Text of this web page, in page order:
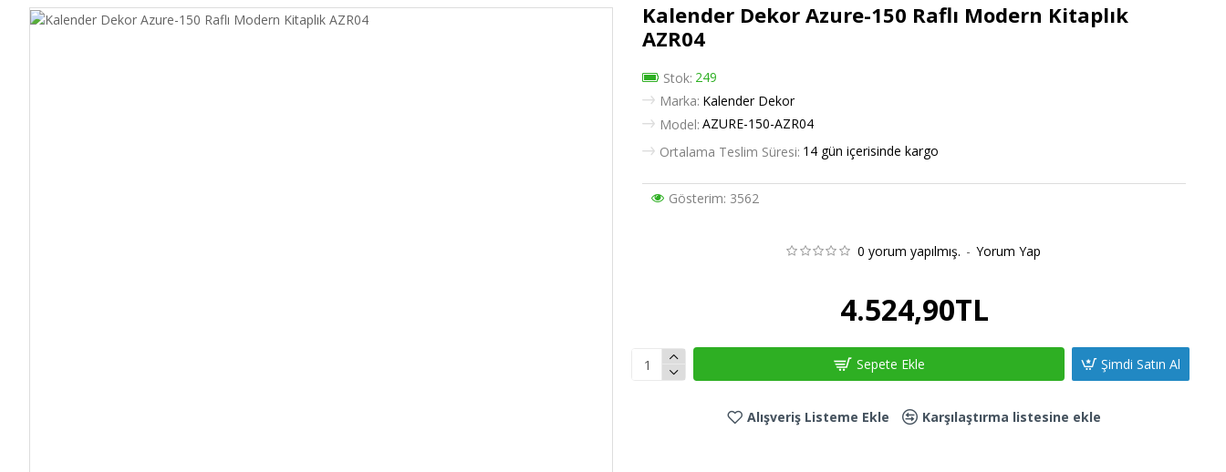
Kalender Dekor Azure-150 Raflı Modern Kitaplık
AZR04
Stok: 249
Marka: Kalender Dekor
Model: AZURE-150-AZR04
Ortalama Teslim Süresi: 14 gün içerisinde kargo
Gösterim: 3562
0 yorum yapılmış. - Yorum Yap
4.524,90TL
Sepete Ekle Şimdi Satın Al
Alışveriş Listeme Ekle Karşılaştırma listesine ekle